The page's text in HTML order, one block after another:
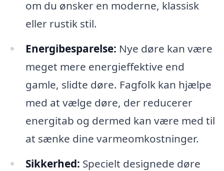
om du ønsker en moderne, klassisk
eller rustik stil.
Energibesparelse: Nye døre kan være
meget mere energieffektive end
gamle, slidte døre. Fagfolk kan hjælpe
med at vælge døre, der reducerer
energitab og dermed kan være med til
at sænke dine varmeomkostninger.
Sikkerhed: Specielt designede døre